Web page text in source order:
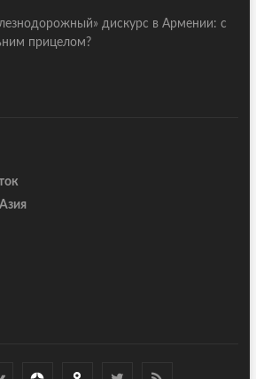
дискурс в Армении: с
прицелом?